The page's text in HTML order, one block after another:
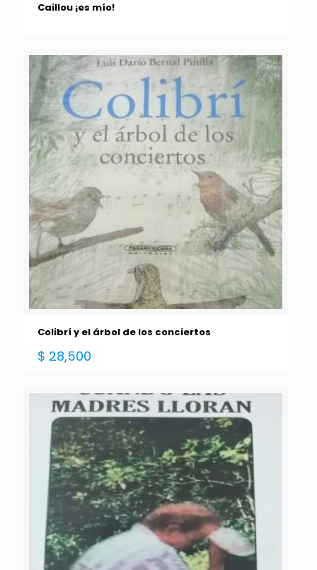
Caillou ¡es mío!
Colibrí y el árbol de los conciertos
$ 28,500